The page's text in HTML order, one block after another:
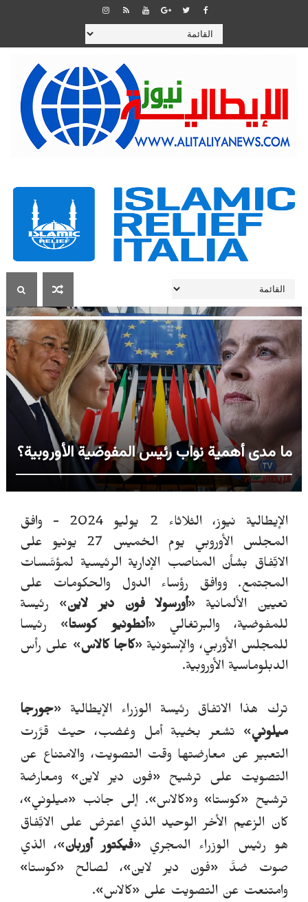
ما مدى أهمية نواب رئيس المفوضية الأوروبية؟
الإيطالية نيوز، الثلاثاء 2 يوليو 2024 - وافق
المجلس الأوروبي يوم الخميس 27 يونيو على
الاتِّفاق بشأن المناصب الإدارية الرئيسية لمؤسَّسات
المجتمع. ووافق رؤساء الدول والحكومات على
تعيين الألمانية «أورسولا فون دير لاين» رئيسة
للمفوضية، والبرتغالي «أنطونيو كوستا» رئيسا
للمجلس الأوربي، والإستونية «كاجا كالاس» على رأس
الدبلوماسية الأوروبية.
ترك هذا الاتفاق رئيسة الوزراء الإيطالية «جورجا
ميلوني» تشعر بخيبة أمل وغضب، حيث قرَّرت
التعبير عن معارضتها وقت التصويت، والامتناع عن
التصويت على ترشيح «فون دير لاين» ومعارضة
ترشيح «كوستا» و«كالاس». إلى جانب «ميلوني»،
كان الزعيم الأخر الوحيد الذي اعترض على الاتِّفاق
هو رئيس الوزراء المجري «فيكتور أوربان»، الذي
صوت ضدَّ «فون دير لاين»، لصالح «كوستا»
وامتنعت عن التصويت على «كالاس».